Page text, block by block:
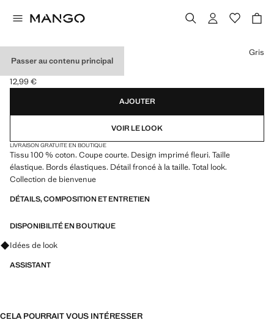
Passer au contenu principal
SHORT À FLEURS
Prix actuel [12,99 € ]
12,99 €
Choisissez une couleur
Gris
AJOUTER
VOIR LE LOOK
LIVRAISON GRATUITE EN BOUTIQUE
Tissu 100 % coton. Coupe courte. Design imprimé fleuri. Taille
élastique. Bords élastiques. Détail froncé à la taille. Total look.
Collection de bienvenue
DÉTAILS, COMPOSITION ET ENTRETIEN
DISPONIBILITÉ EN BOUTIQUE
Renseignez-vous sur les looks, les vêtements et les tendances
Idées de look
ASSISTANT
CELA POURRAIT VOUS INTÉRESSER